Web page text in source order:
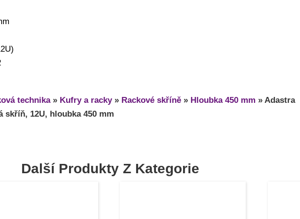
technika» Kufry a racky» Rackové skříně » Hloubka 450 mm » Adastra
skříň, 12U, hloubka 450 mm
Další Produkty Z Kategorie